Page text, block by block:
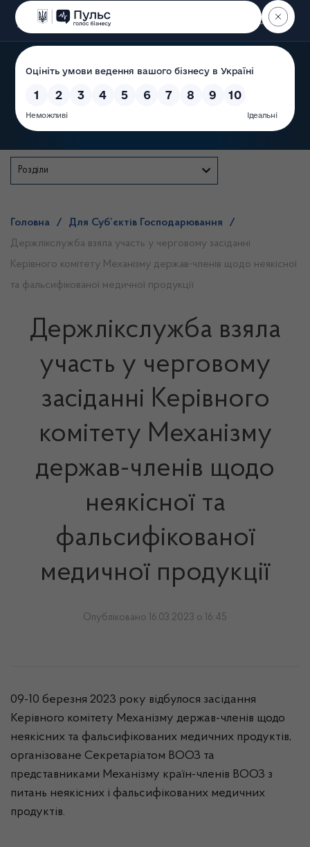
Пошук
Розділи
Головна / Для Суб’єктів Господарювання
/
Держлікслужба взяла участь у черговому засіданні
Керівного комітету Механізму держав-членів щодо неякісної
та фальсифікованої медичної продукції
Держлікслужба взяла
участь у черговому
засіданні Керівного
комітету Механізму
держав-членів щодо
неякісної та
фальсифікованої
медичної продукції
Опубліковано 16.03.2023 о 16:45
09-10 березня 2023 року відбулося засідання
Керівного комітету Механізму держав-членів щодо
неякісних та фальсифікованих медичних продуктів,
організоване Секретаріатом ВООЗ та
представниками Механізму країн-членів ВООЗ з
питань неякісних і фальсифікованих медичних
продуктів.